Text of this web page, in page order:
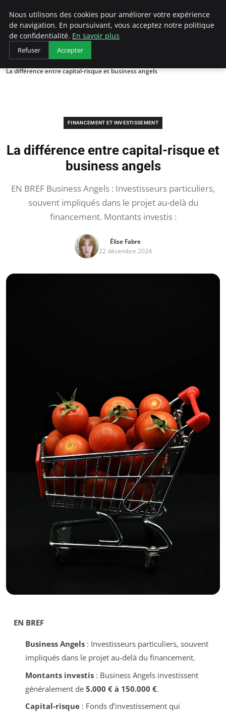
LECFCM
Accueil
Financement et investissement
La différence entre capital-risque et business angels
FINANCEMENT ET INVESTISSEMENT
La différence entre capital-risque et
business angels
EN BREF Business Angels : Investisseurs particuliers,
souvent impliqués dans le projet au-delà du
financement. Montants investis :
Élise Fabre
22 décembre 2024
EN BREF
Business Angels: Investisseurs particuliers, souvent
impliqués dans le projet au-delà du financement.
Montants investis: Business Angels investissent
généralement de 5.000 € à 150.000 €.
Capital-risque: Fonds d’investissement qui
Nous utilisons des cookies pour améliorer votre expérience
de navigation. En poursuivant, vous acceptez notre politique
de confidentialité. En savoir plus
Refuser Accepter